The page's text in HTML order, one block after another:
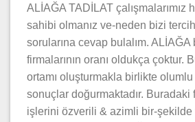
ALİAĞA TADİLAT çalışmalarımız
sahibi olmanız ve-neden bizi
sorularına cevap bulalım.
firmalarının oranı oldukça çoktur.
ortamı oluşturmakla birlikte
sonuçlar doğurmaktadır.
işlerini özverili & azimli bir-şekilde